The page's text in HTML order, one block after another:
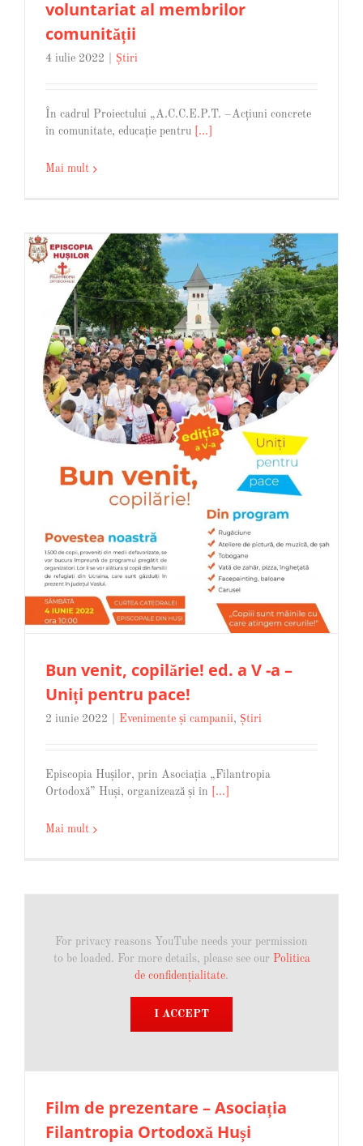
voluntariat al membrilor
comunității
4 iulie 2022 Știri
În cadrul Proiectului „A.C.C.E.P.T. –Acțiuni concrete
în comunitate, educație pentru
[...]
Mai mult
Bun venit, copilărie! ed. a V -a –
Uniți pentru pace!
2 iunie 2022 Evenimente și campanii, Știri
Episcopia Hușilor, prin Asociația „Filantropia
Ortodoxă” Huși, organizează și în
[...]
Mai mult
For privacy reasons YouTube needs your permission
to be loaded. For more details, please see our Politica
de confidențialitate.
I ACCEPT
Film de prezentare – Asociația
Filantropia Ortodoxă Huși